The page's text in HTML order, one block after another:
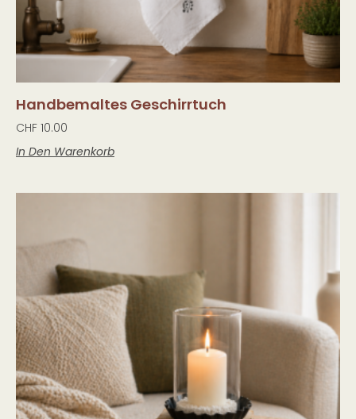
Handbemaltes Geschirrtuch
CHF 10.00
In Den Warenkorb